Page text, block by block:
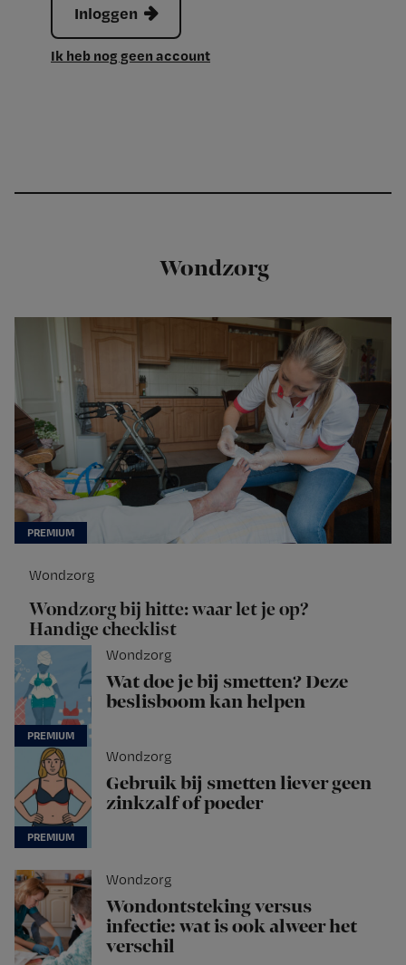
Inloggen
Ik heb nog geen account
Wondzorg
Wondzorg
Wondzorg bij hitte: waar let je op?
Handige checklist
Wondzorg
Wat doe je bij smetten? Deze
beslisboom kan helpen
Wondzorg
Gebruik bij smetten liever geen
zinkzalf of poeder
Wondzorg
Wondontsteking versus
infectie: wat is ook alweer het
verschil